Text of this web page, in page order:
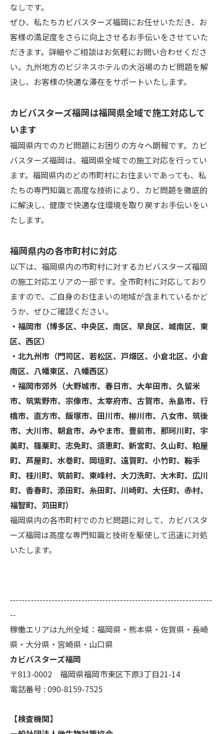
なしです。
ぜひ、私たちカビバスターズ福岡にお任せいただき、お
客様の満足度をさらに向上させるお手伝いをさせていた
だきます。詳細やご相談はお気軽にお問い合わせくださ
い。九州地方のビジネスホテルの大浴場のカビ問題を解
決し、お客様の快適な滞在をサポートいたします。
カビバスターズ福岡は福岡県全域で施工対応して
います
福岡県内でのカビ問題にお困りの方々へ朗報です。カビ
バスターズ福岡は、福岡県全域での施工対応を行ってい
ます。福岡県内のどの市町村にお住まいであっても、私
たちの専門知識と高度な技術により、カビ問題を徹底的
に解決し、健康で快適な住環境を取り戻すお手伝いをい
たします。
福岡県内の各市町村に対応
以下は、福岡県内の市町村に対するカビバスターズ福岡
の施工対応エリアの一部です。全市町村に対応しており
ますので、ご自身のお住まいの地域が含まれているかど
うか、ぜひご確認ください。
・福岡市（博多区、中央区、南区、早良区、城南区、東
区、西区）
・北九州市（門司区、若松区、戸畑区、小倉北区、小倉
南区、八幡東区、八幡西区）
・福岡市郊外（大野城市、春日市、大牟田市、久留米
市、筑紫野市、宗像市、太宰府市、古賀市、糸島市、行
橋市、直方市、飯塚市、田川市、柳川市、八女市、筑後
市、大川市、朝倉市、みやま市、豊前市、那珂川町、宇
美町、篠栗町、志免町、須恵町、新宮町、久山町、粕屋
町、芦屋町、水巻町、岡垣町、遠賀町、小竹町、鞍手
町、桂川町、筑前町、東峰村、大刀洗町、大木町、広川
町、香春町、添田町、糸田町、川崎町、大任町、赤村、
福智町、苅田町）
福岡県内の各市町村でのカビ問題に対して、カビバスタ
ーズ福岡は高度な専門知識と技術を駆使して迅速に対処
いたします。
--------------------------------------------------------------------
--
稼働エリアは九州全域：福岡県・熊本県・佐賀県・長崎
県・大分県・宮崎県・山口県
カビバスターズ福岡
〒813-0002 福岡県福岡市東区下原3丁目21-14
電話番号 : 090-8159-7525
【検査機関】